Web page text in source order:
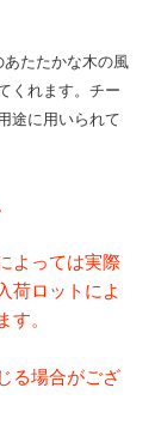
たたかな木の風
くれます。チー
途に用いられて
よっては実際
荷ロットによ
。
る場合がござ